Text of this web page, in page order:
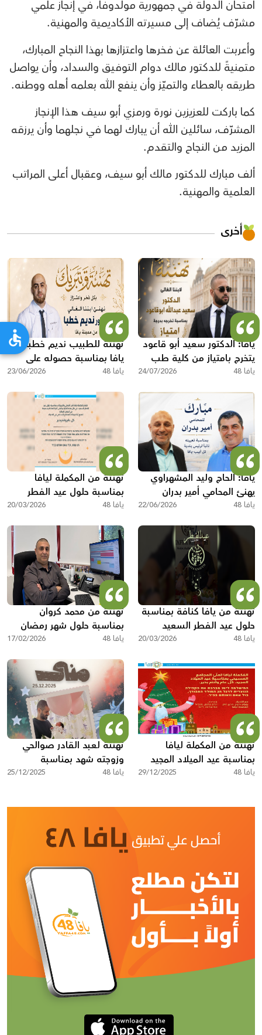
امتحان الدولة في جمهورية مولدوفا، في إنجاز علمي
مشرّف يُضاف إلى مسيرته الأكاديمية والمهنية.
وأعربت العائلة عن فخرها واعتزازها بهذا النجاح المبارك،
متمنيةً للدكتور مالك دوام التوفيق والسداد، وأن يواصل
طريقه بالعطاء والتميّز وأن ينفع الله بعلمه أهله ووطنه.
كما باركت للعزيزين نورة ورمزي أبو سيف هذا الإنجاز
المشرّف، سائلين الله أن يبارك لهما في نجلهما وأن يرزقه
المزيد من النجاح والتقدم.
ألف مبارك للدكتور مالك أبو سيف، وعقبال أعلى المراتب
العلمية والمهنية.
أخرى
يافا: الدكتور سعيد أبو قاعود
يتخرج بامتياز من كلية طب
الأسنان في رومانيا
يافا 48 24/07/2026
تهنئة للطبيب نديم خطبا من
يافا بمناسبة حصوله على
رخصة مزاولة مهنة الطب
يافا 48 23/06/2026
يافا: الحاج وليد المشهراوي
يهنئ المحامي أمير بدران
بتعيينه نائباً لرئيس البلدية
يافا 48 22/06/2026
تهنئة من المكملة ليافا
بمناسبة حلول عيد الفطر
السعيد
يافا 48 20/03/2026
تهنئة من يافا كنافة بمناسبة
حلول عيد الفطر السعيد
يافا 48 20/03/2026
تهنئة من محمد كروان
بمناسبة حلول شهر رمضان
المبارك
يافا 48 17/02/2026
تهنئة من المكملة ليافا
بمناسبة عيد الميلاد المجيد
يافا 48 29/12/2025
تهنئة لعبد القادر صوالحي
وزوجته شهد بمناسبة
المولودة الجديدة "منى"
يافا 48 25/12/2025